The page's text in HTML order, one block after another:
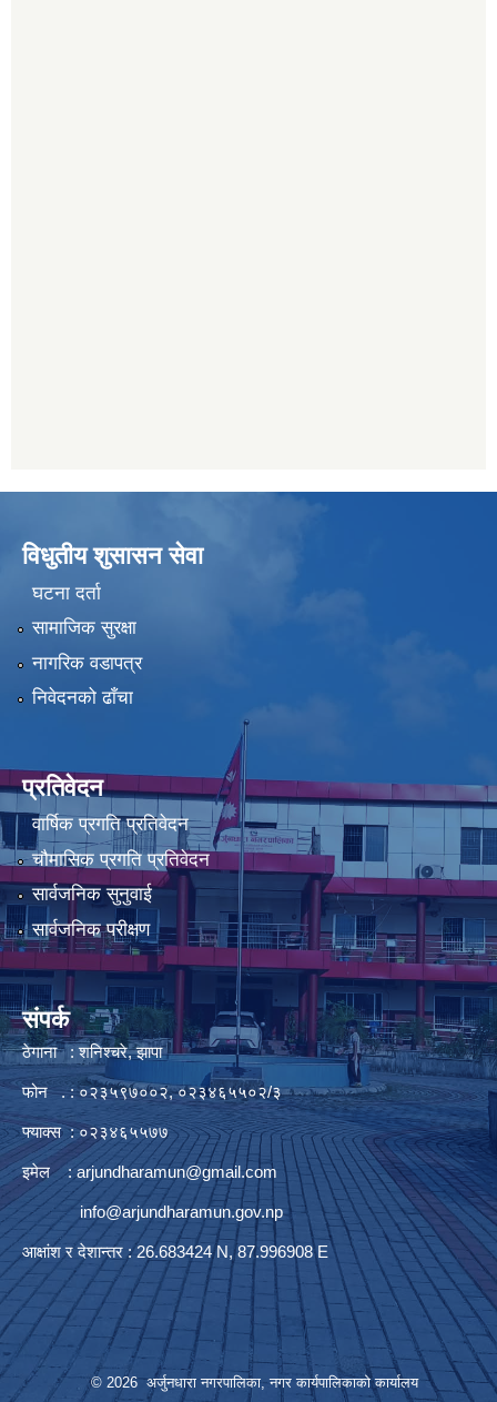
विधुतीय शुसासन सेवा
घटना दर्ता
सामाजिक सुरक्षा
नागरिक वडापत्र
निवेदनको ढाँचा
प्रतिवेदन
वार्षिक प्रगति प्रतिवेदन
चौमासिक प्रगति प्रतिवेदन
सार्वजनिक सुनुवाई
सार्वजनिक परीक्षण
संपर्क
ठेगाना : शनिश्चरे, झापा
फोन . : ०२३५९७००२, ०२३४६५५०२/३
फ्याक्स : ०२३४६५५७७
इमेल :arjundharamun@gmail.com
info@arjundharamun.gov.np
आक्षांश र देशान्तर : 26.683424 N, 87.996908 E
© 2026 अर्जुनधारा नगरपालिका, नगर कार्यपालिकाको कार्यालय